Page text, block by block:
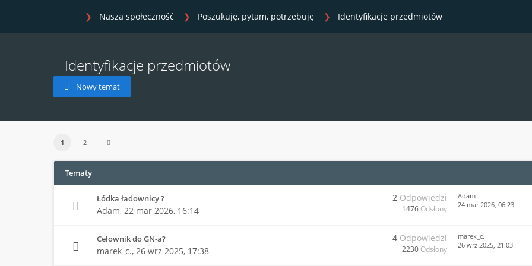
Nasza społeczność Poszukuję, pytam, potrzebuję Identyfikacje przedmiotów
Identyfikacje przedmiotów
Nowy temat
1 2
Tematy
Łódka ładownicy ?
Adam, 22 mar 2026, 16:14
2 Odpowiedzi
1476 Odsłony
Adam
24 mar 2026, 06:23
Celownik do GN-a?
marek_c., 26 wrz 2025, 17:38
4 Odpowiedzi
2230 Odsłony
marek_c.
26 wrz 2025, 21:03